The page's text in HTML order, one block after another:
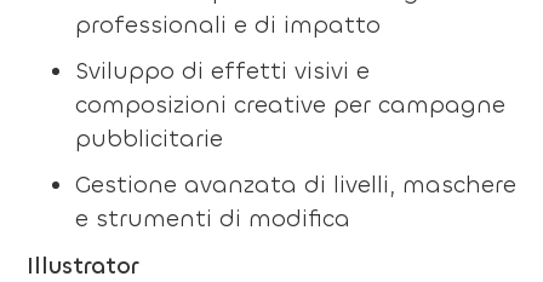
professionali e di impatto
Sviluppo di effetti visivi e
composizioni creative per campagne
pubblicitarie
Gestione avanzata di livelli, maschere
e strumenti di modifica
Illustrator